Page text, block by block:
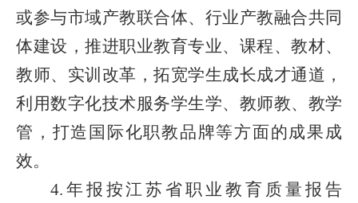
或参与市域产教联合体、行业产教融合共同
体建设，推进职业教育专业、课程、教材、
教师、实训改革，拓宽学生成长成才通道，
利用数字化技术服务学生学、教师教、教学
管，打造国际化职教品牌等方面的成果成
效。
4. 年报按江苏省职业教育质量报告